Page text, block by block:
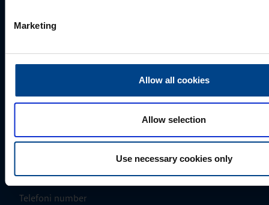
Marketing
Allow all cookies
Allow selection
Use necessary cookies only
Ettevõte
E-post*
Telefoni number